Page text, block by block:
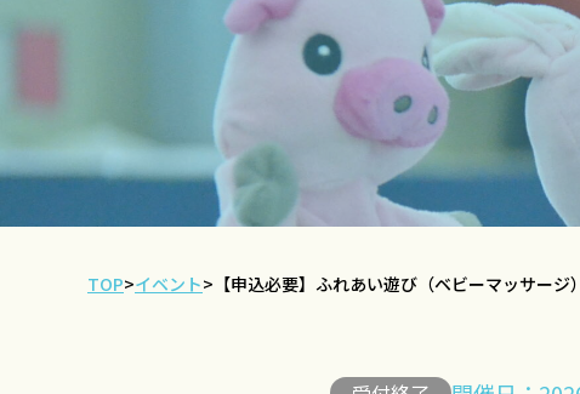
TOP>イベント> 【申込必要】ふれあい遊び（ベビーマッサージ）